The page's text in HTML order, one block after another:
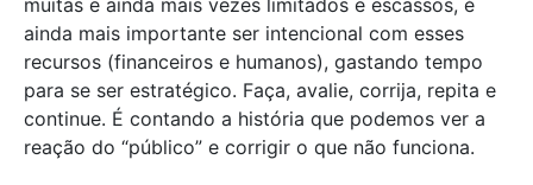
ainda mais importante ser intencional com esses
recursos (financeiros e humanos), gastando tempo
para se ser estratégico. Faça, avalie, corrija, repita e
continue. É contando a história que podemos ver a
reação do “público” e corrigir o que não funciona.